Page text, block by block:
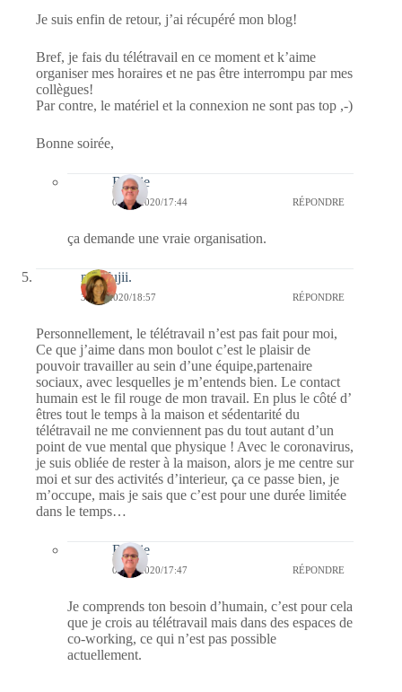
Je suis enfin de retour, j’ai récupéré mon blog!
Bref, je fais du télétravail en ce moment et k’aime
organiser mes horaires et ne pas être interrompu par mes
collègues!
Par contre, le matériel et la connexion ne sont pas top ,-)
Bonne soirée,
Bernie
01/04/2020/17:44 RÉPONDRE
ça demande une vraie organisation.
missfujii.
31/03/2020/18:57 RÉPONDRE
Personnellement, le télétravail n’est pas fait pour moi,
Ce que j’aime dans mon boulot c’est le plaisir de
pouvoir travailler au sein d’une équipe,partenaire
sociaux, avec lesquelles je m’entends bien. Le contact
humain est le fil rouge de mon travail. En plus le côté d’
êtres tout le temps à la maison et sédentarité du
télétravail ne me conviennent pas du tout autant d’un
point de vue mental que physique ! Avec le coronavirus,
je suis obliée de rester à la maison, alors je me centre sur
moi et sur des activités d’interieur, ça ce passe bien, je
m’occupe, mais je sais que c’est pour une durée limitée
dans le temps…
Bernie
01/04/2020/17:47 RÉPONDRE
Je comprends ton besoin d’humain, c’est pour cela
que je crois au télétravail mais dans des espaces de
co-working, ce qui n’est pas possible
actuellement.